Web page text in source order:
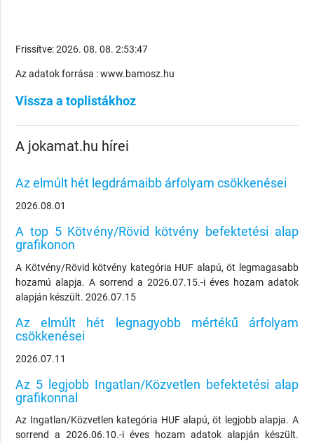
Frissítve: 2026. 08. 08. 2:53:47
Az adatok forrása : www.bamosz.hu
Vissza a toplistákhoz
A jokamat.hu hírei
Az elmúlt hét legdrámaibb árfolyam csökkenései
2026.08.01
A top 5 Kötvény/Rövid kötvény befektetési alap
grafikonon
A Kötvény/Rövid kötvény kategória HUF alapú, öt legmagasabb
hozamú alapja. A sorrend a 2026.07.15.-i éves hozam adatok
alapján készült. 2026.07.15
Az elmúlt hét legnagyobb mértékű árfolyam
csökkenései
2026.07.11
Az 5 legjobb Ingatlan/Közvetlen befektetési alap
grafikonnal
Az Ingatlan/Közvetlen kategória HUF alapú, öt legjobb alapja. A
sorrend a 2026.06.10.-i éves hozam adatok alapján készült.